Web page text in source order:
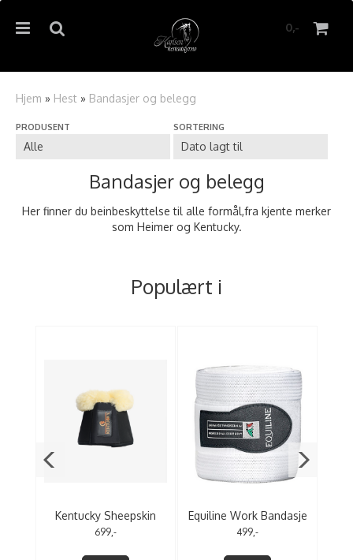
0,-
Hjem » Hest » Bandasjer og belegg
PRODUSENT SORTERING
Bandasjer og belegg
Her finner du beinbeskyttelse til alle formål,fra kjente merker
som Heimer og Kentucky.
Populært i
Kentucky Sheepskin
Overreach Boots
699,-
Equiline Work Bandasje
Elastikk+fleece 2-pk
499,-